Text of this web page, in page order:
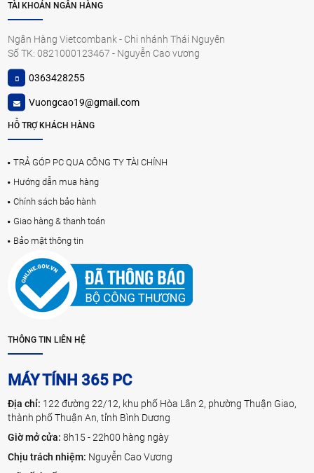
TÀI KHOẢN NGÂN HÀNG
Ngân Hàng Vietcombank - Chi nhánh Thái Nguyên
Số TK: 0821000123467 - Nguyễn Cao vương
0363428255
Vuongcao19@gmail.com
HỖ TRỢ KHÁCH HÀNG
TRẢ GÓP PC QUA CÔNG TY TÀI CHÍNH
Hướng dẫn mua hàng
Chính sách bảo hành
Giao hàng & thanh toán
Bảo mật thông tin
THÔNG TIN LIÊN HỆ
MÁY TÍNH 365 PC
Địa chỉ: 122 đường 22/12, khu phố Hòa Lân 2, phường Thuận Giao,
thành phố Thuận An, tỉnh Bình Dương
Giờ mở cửa:8h15 - 22h00 hàng ngày
Chịu trách nhiệm: Nguyễn Cao Vương